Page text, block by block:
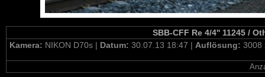
SBB-CFF Re 4/4'' 11245 /
Kamera: NIKON D70s | Datum: 30.07.13 18:47 | Auflösung: 3008